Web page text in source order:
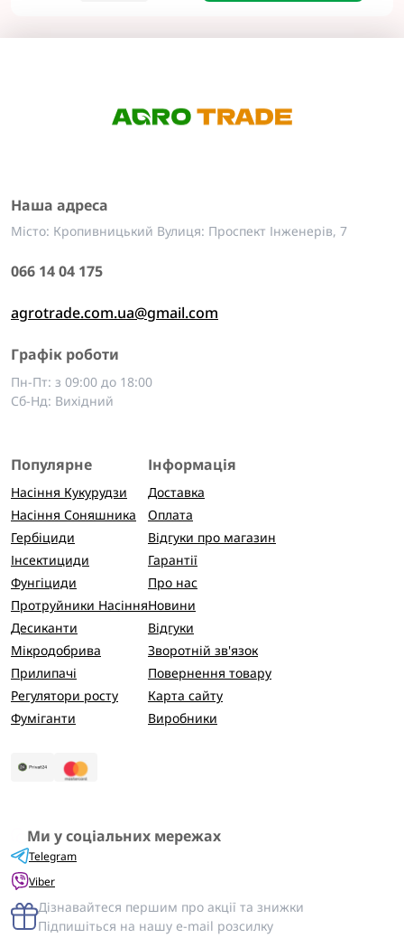
Наша адреса
Місто: Кропивницький Вулиця: Проспект Інженерів, 7
066 14 04 175
agrotrade.com.ua@gmail.com
Графік роботи
Пн-Пт: з 09:00 до 18:00
Сб-Нд: Вихідний
Популярне
Насіння Кукурудзи
Насіння Соняшника
Гербіциди
Інсектициди
Фунгіциди
Протруйники Насіння
Десиканти
Мікродобрива
Прилипачі
Регулятори росту
Фуміганти
Інформація
Доставка
Оплата
Відгуки про магазин
Гарантії
Про нас
Новини
Відгуки
Зворотній зв'язок
Повернення товару
Карта сайту
Виробники
Ми у соціальних мережах
Telegram
Viber
Дізнавайтеся першим про акції та знижки
Підпишіться на нашу e-mail розсилку